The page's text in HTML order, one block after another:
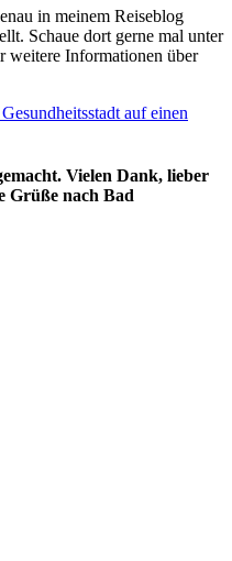
in meinem Reiseblog
Schaue dort gerne mal unter
weitere Informationen über
auf einen
Vielen Dank, lieber
Grüße nach Bad